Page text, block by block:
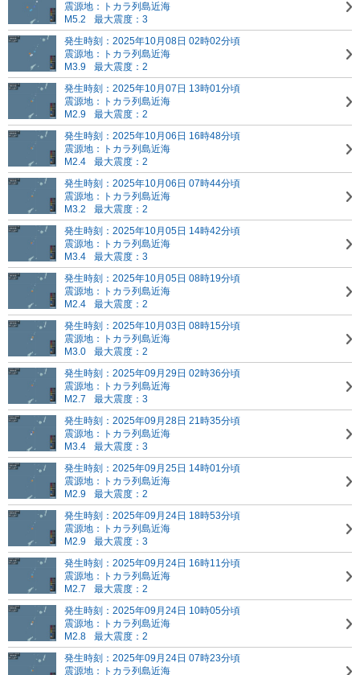
震源地：トカラ列島近海
M5.2
最大震度：3
発生時刻：2025年10月08日 02時02分頃
震源地：トカラ列島近海
M3.9
最大震度：2
発生時刻：2025年10月07日 13時01分頃
震源地：トカラ列島近海
M2.9
最大震度：2
発生時刻：2025年10月06日 16時48分頃
震源地：トカラ列島近海
M2.4
最大震度：2
発生時刻：2025年10月06日 07時44分頃
震源地：トカラ列島近海
M3.2
最大震度：2
発生時刻：2025年10月05日 14時42分頃
震源地：トカラ列島近海
M3.4
最大震度：3
発生時刻：2025年10月05日 08時19分頃
震源地：トカラ列島近海
M2.4
最大震度：2
発生時刻：2025年10月03日 08時15分頃
震源地：トカラ列島近海
M3.0
最大震度：2
発生時刻：2025年09月29日 02時36分頃
震源地：トカラ列島近海
M2.7
最大震度：3
発生時刻：2025年09月28日 21時35分頃
震源地：トカラ列島近海
M3.4
最大震度：3
発生時刻：2025年09月25日 14時01分頃
震源地：トカラ列島近海
M2.9
最大震度：2
発生時刻：2025年09月24日 18時53分頃
震源地：トカラ列島近海
M2.9
最大震度：3
発生時刻：2025年09月24日 16時11分頃
震源地：トカラ列島近海
M2.7
最大震度：2
発生時刻：2025年09月24日 10時05分頃
震源地：トカラ列島近海
M2.8
最大震度：2
発生時刻：2025年09月24日 07時23分頃
震源地：トカラ列島近海